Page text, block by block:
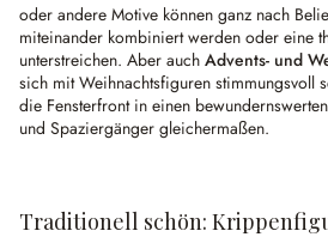
oder andere Motive können ganz nach
miteinander kombiniert werden oder eine
unterstreichen. Aber auch Advents- und
sich mit Weihnachtsfiguren stimmungsvoll
die Fensterfront in einen
und Spaziergänger gleichermaßen.
Traditionell schön: